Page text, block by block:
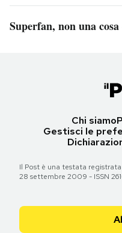
Superfan, non una
Chi siamo
Gestisci le
Il Post è una testata
28 settembre 2009 - ISSN